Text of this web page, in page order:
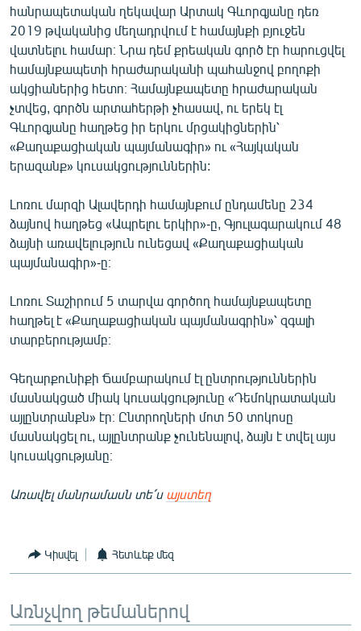
հանրապետական ղեկավար Արտակ Գևորգյանը դեռ
2019 թվականից մեղադրվում է համայնքի բյուջեն
վատնելու համար։ Նրա դեմ քրեական գործ էր հարուցվել
համայնքապետի հրաժարականի պահանջով բողոքի
ակցիաներից հետո։ Համայնքապետը հրաժարական
չտվեց, գործն արտահերթի չհասավ, ու երեկ էլ
Գևորգյանը հաղթեց իր երկու մրցակիցներին՝
«Քաղաքացիական պայմանագիր» ու «Հայկական
երազանք» կուսակցություններին:
Լոռու մարզի Ալավերդի համայնքում ընդամենը 234
ձայնով հաղթեց «Ապրելու երկիր»-ը, Գյուլագարակում 48
ձայնի առավելություն ունեցավ «Քաղաքացիական
պայմանագիր»-ը։
Լոռու Տաշիրում 5 տարվա գործող համայնքապետը
հաղթել է «Քաղաքացիական պայմանագրին»՝ զգալի
տարբերությամբ։
Գեղարքունիքի Ճամբարակում էլ ընտրություններին
մասնակցած միակ կուսակցությունը «Դեմոկրատական
այլընտրանքն» էր։ Ընտրողների մոտ 50 տոկոսը
մասնակցել ու, այլընտրանք չունենալով, ձայն է տվել այս
կուսակցությանը։
Առավել մանրամասն տե՛ս այստեղ
Կիսվել Հետևեք մեզ
Առնչվող թեմաներով